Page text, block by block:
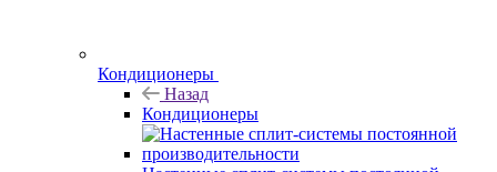
Кондиционеры
Назад
Кондиционеры